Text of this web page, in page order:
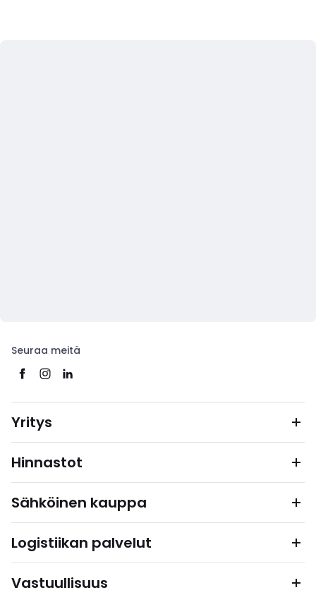
Seuraa meitä
Yritys
Hinnastot
Sähköinen kauppa
Logistiikan palvelut
Vastuullisuus